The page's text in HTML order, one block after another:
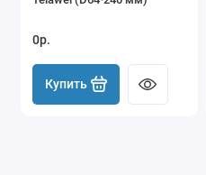
0р.
Купить